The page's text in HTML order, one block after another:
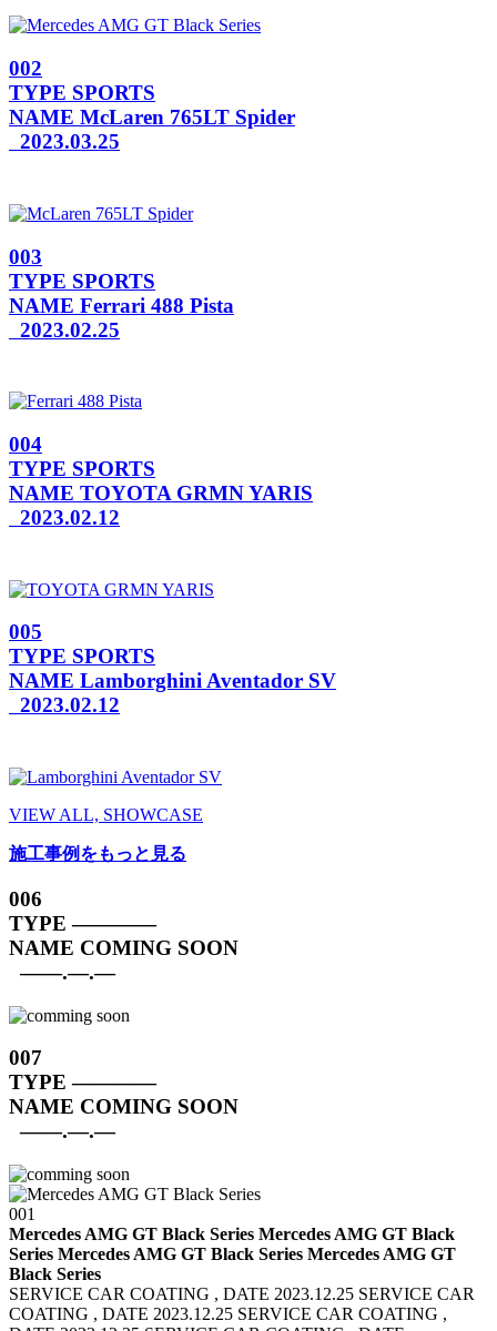
002
TYPE SPORTS
NAME McLaren 765LT Spider
2023.03.25
003
TYPE SPORTS
NAME Ferrari 488 Pista
2023.02.25
004
TYPE SPORTS
NAME TOYOTA GRMN YARIS
2023.02.12
005
TYPE SPORTS
NAME Lamborghini Aventador SV
2023.02.12
VIEW ALL, SHOWCASE
施工事例をもっと見る
006
TYPE ————
NAME COMING SOON
——.—.—
007
TYPE ————
NAME COMING SOON
——.—.—
001
Mercedes AMG GT Black Series Mercedes AMG GT Black
Series Mercedes AMG GT Black Series Mercedes AMG GT
Black Series
SERVICE CAR COATING , DATE 2023.12.25 SERVICE CAR
COATING , DATE 2023.12.25 SERVICE CAR COATING ,